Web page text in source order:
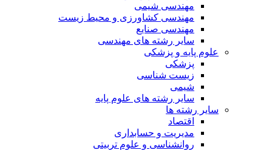
مهندسی شیمی
مهندسی کشاورزی و محیط زیست
مهندسی صنایع
سایر رشته های مهندسی
علوم پایه و پزشکی
پزشکی
زیست شناسی
شیمی
سایر رشته های علوم پایه
سایر رشته ها
اقتصاد
مدیریت و حسابداری
روانشناسی و علوم تربیتی